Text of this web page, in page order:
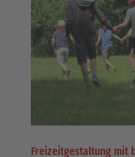
Freizeitgestaltung mit